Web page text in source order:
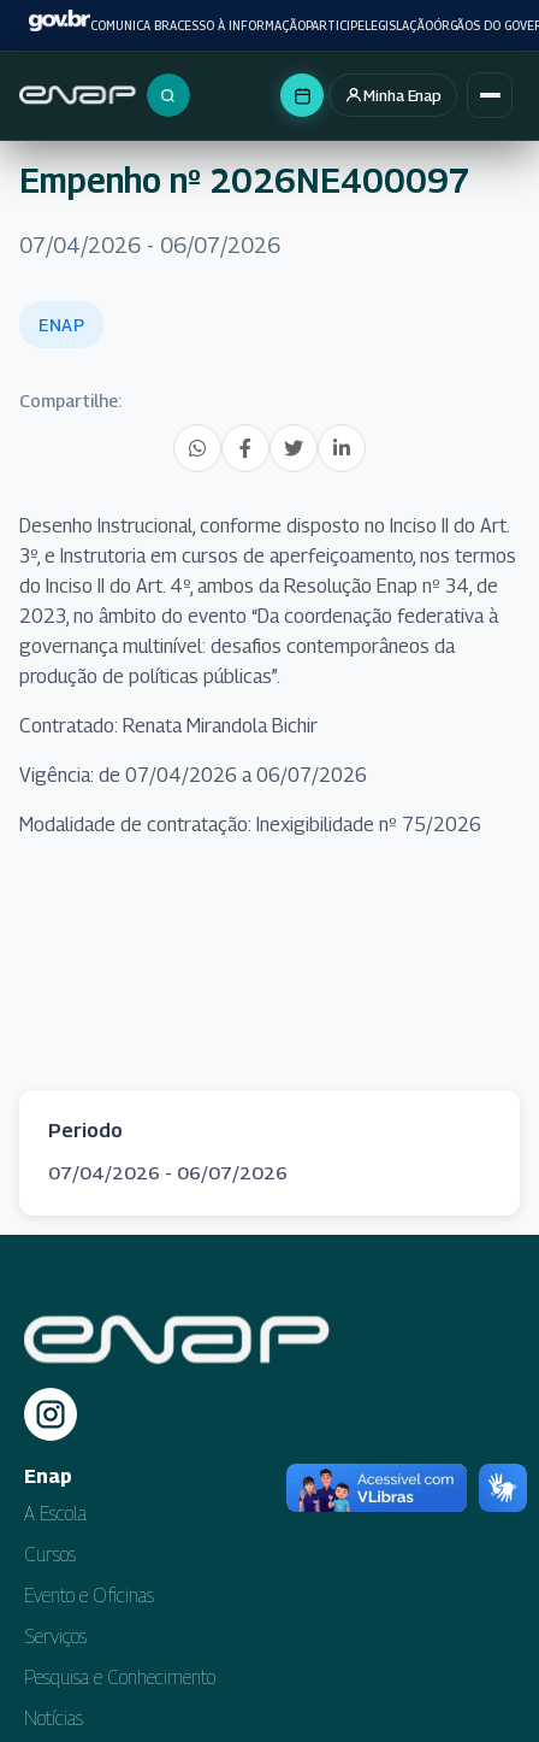
COMUNICA BRACESSO À INFORMAÇÃOPARTICIPELEGISLAÇÃOÓRGÃOS DO
Buscar no portal
Minha Enap
Empenho nº 2026NE400097
07/04/2026 - 06/07/2026
ENAP
Compartilhe:
Desenho Instrucional, conforme disposto no Inciso II do Art.
3º, e Instrutoria em cursos de aperfeiçoamento, nos termos
do Inciso II do Art. 4º, ambos da Resolução Enap nº 34, de
2023, no âmbito do evento “Da coordenação federativa à
governança multinível: desafios contemporâneos da
produção de políticas públicas”.
Contratado: Renata Mirandola Bichir
Vigência: de 07/04/2026 a 06/07/2026
Modalidade de contratação: Inexigibilidade nº 75/2026
Periodo
07/04/2026 - 06/07/2026
Enap
A Escola
Cursos
Evento e Oficinas
Serviços
Pesquisa e Conhecimento
Notícias